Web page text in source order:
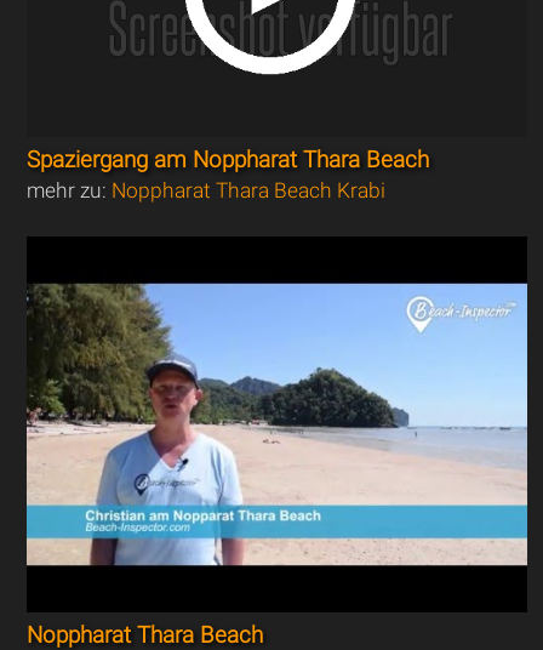
Spaziergang am Noppharat Thara Beach
mehr zu: Noppharat Thara Beach Krabi
Noppharat Thara Beach